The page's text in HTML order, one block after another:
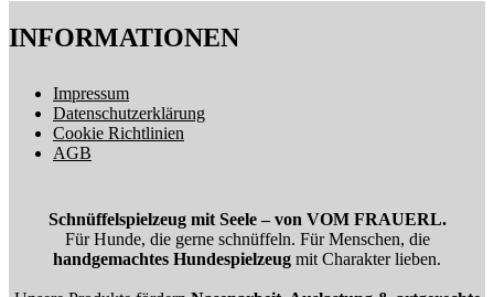
INFORMATIONEN
Impressum
Datenschutzerklärung
Cookie Richtlinien
AGB
Schnüffelspielzeug mit Seele – von VOM FRAUERL.
Für Hunde, die gerne schnüffeln. Für Menschen, die
handgemachtes Hundespielzeug mit Charakter lieben.